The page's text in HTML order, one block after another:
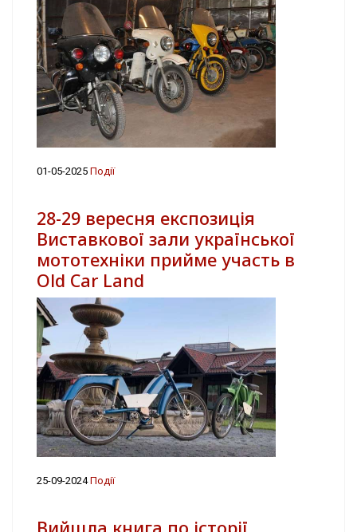
01-05-2025 Події
28-29 вересня експозиція
Виставкової зали української
мототехніки прийме участь в
Old Car Land
25-09-2024Події